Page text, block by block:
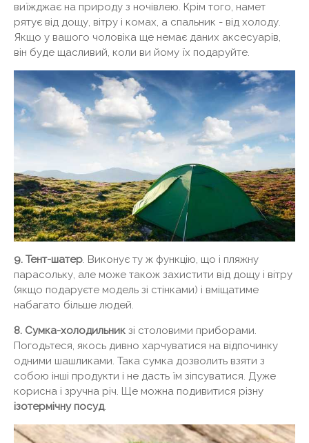
виїжджає на природу з ночівлею. Крім того, намет
рятує від дощу, вітру і комах, а спальник - від холоду.
Якщо у вашого чоловіка ще немає даних аксесуарів,
він буде щасливий, коли ви йому їх подаруйте.
9. Тент-шатер. Виконує ту ж функцію, що і пляжну
парасольку, але може також захистити від дощу і вітру
(якщо подаруєте модель зі стінками) і вміщатиме
набагато більше людей.
8. Сумка-холодильник зі столовими приборами.
Погодьтеся, якось дивно харчуватися на відпочинку
одними шашликами. Така сумка дозволить взяти з
собою інші продукти і не дасть їм зіпсуватися. Дуже
корисна і зручна річ. Ще можна подивитися різну
ізотермічну посуд.